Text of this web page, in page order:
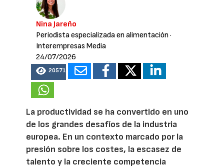
Nina Jareño
Periodista especializada en alimentación ·
Interempresas Media
24/07/2026
20571
La productividad se ha convertido en uno
de los grandes desafíos de la industria
europea. En un contexto marcado por la
presión sobre los costes, la escasez de
talento y la creciente competencia